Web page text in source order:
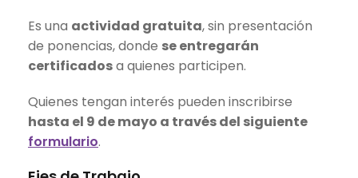
Es una actividad gratuita, sin presentación
de ponencias, donde se entregarán
certificadosa quienes participen.
Quienes tengan interés pueden inscribirse
hasta el 9 de mayo a través del siguiente
formulario.